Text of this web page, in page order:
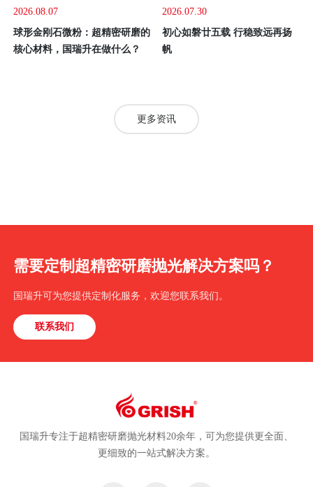
2026.08.07
球形金刚石微粉：超精密研磨的
核心材料，国瑞升在做什么？
2026.07.30
初心如磐廿五载 行稳致远再扬
帆
更多资讯
需要定制超精密研磨抛光解决方案吗？
国瑞升可为您提供定制化服务，欢迎您联系我们。
联系我们
国瑞升专注于超精密研磨抛光材料20余年，可为您提供更全面、
更细致的一站式解决方案。